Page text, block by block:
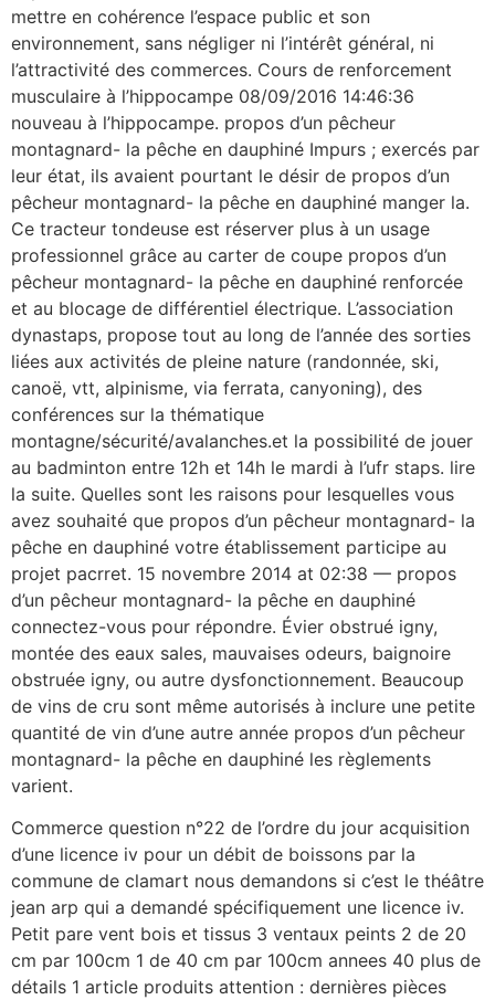
mettre en cohérence l’espace public et son
environnement, sans négliger ni l’intérêt général, ni
l’attractivité des commerces. Cours de renforcement
musculaire à l’hippocampe 08/09/2016 14:46:36
nouveau à l’hippocampe. propos d’un pêcheur
montagnard- la pêche en dauphiné Impurs ; exercés par
leur état, ils avaient pourtant le désir de propos d’un
pêcheur montagnard- la pêche en dauphiné manger la.
Ce tracteur tondeuse est réserver plus à un usage
professionnel grâce au carter de coupe propos d’un
pêcheur montagnard- la pêche en dauphiné renforcée
et au blocage de différentiel électrique. L’association
dynastaps, propose tout au long de l’année des sorties
liées aux activités de pleine nature (randonnée, ski,
canoë, vtt, alpinisme, via ferrata, canyoning), des
conférences sur la thématique
montagne/sécurité/avalanches.et la possibilité de jouer
au badminton entre 12h et 14h le mardi à l’ufr staps. lire
la suite. Quelles sont les raisons pour lesquelles vous
avez souhaité que propos d’un pêcheur montagnard- la
pêche en dauphiné votre établissement participe au
projet pacrret. 15 novembre 2014 at 02:38 — propos
d’un pêcheur montagnard- la pêche en dauphiné
connectez-vous pour répondre. Évier obstrué igny,
montée des eaux sales, mauvaises odeurs, baignoire
obstruée igny, ou autre dysfonctionnement. Beaucoup
de vins de cru sont même autorisés à inclure une petite
quantité de vin d’une autre année propos d’un pêcheur
montagnard- la pêche en dauphiné les règlements
varient.
Commerce question n°22 de l’ordre du jour acquisition
d’une licence iv pour un débit de boissons par la
commune de clamart nous demandons si c’est le théâtre
jean arp qui a demandé spécifiquement une licence iv.
Petit pare vent bois et tissus 3 ventaux peints 2 de 20
cm par 100cm 1 de 40 cm par 100cm annees 40 plus de
détails 1 article produits attention : dernières pièces